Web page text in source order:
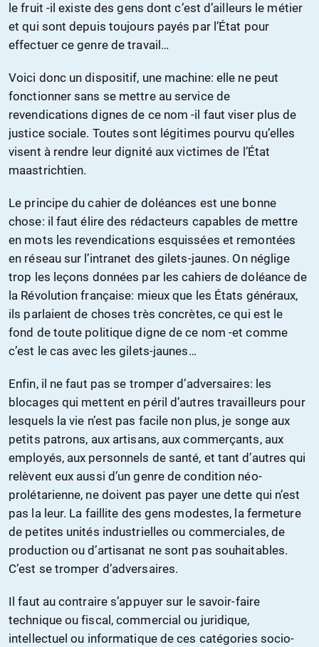
le fruit -il existe des gens dont c’est d’ailleurs le métier
et qui sont depuis toujours payés par l’État pour
effectuer ce genre de travail…
Voici donc un dispositif, une machine: elle ne peut
fonctionner sans se mettre au service de
revendications dignes de ce nom -il faut viser plus de
justice sociale. Toutes sont légitimes pourvu qu’elles
visent à rendre leur dignité aux victimes de l’État
maastrichtien.
Le principe du cahier de doléances est une bonne
chose: il faut élire des rédacteurs capables de mettre
en mots les revendications esquissées et remontées
en réseau sur l’intranet des gilets-jaunes. On néglige
trop les leçons données par les cahiers de doléance de
la Révolution française: mieux que les États généraux,
ils parlaient de choses très concrètes, ce qui est le
fond de toute politique digne de ce nom -et comme
c’est le cas avec les gilets-jaunes…
Enfin, il ne faut pas se tromper d’adversaires: les
blocages qui mettent en péril d’autres travailleurs pour
lesquels la vie n’est pas facile non plus, je songe aux
petits patrons, aux artisans, aux commerçants, aux
employés, aux personnels de santé, et tant d’autres qui
relèvent eux aussi d’un genre de condition néo-
prolétarienne, ne doivent pas payer une dette qui n’est
pas la leur. La faillite des gens modestes, la fermeture
de petites unités industrielles ou commerciales, de
production ou d’artisanat ne sont pas souhaitables.
C’est se tromper d’adversaires.
Il faut au contraire s’appuyer sur le savoir-faire
technique ou fiscal, commercial ou juridique,
intellectuel ou informatique de ces catégories socio-